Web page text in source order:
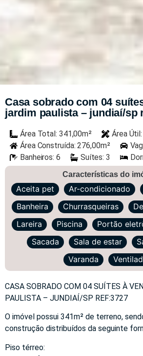
Casa sobrado com 04
jardim paulista – jundiaí/sp
Área Total: 341,00m²
Área
Área Construída: 276,00m²
Banheiros: 6
Suítes: 3
Características do
Aceita pet Ar-condicionado
Banheira
Churrasqueiras
Lareira
Piscina Portão
Sacada
Sala de estar
Varanda
CASA SOBRADO COM 04 SUÍTES À
PAULISTA – JUNDIAÍ/SP REF:3727
O imóvel possui 341m² de terreno,
construção distribuídos da seguinte
Piso térreo: